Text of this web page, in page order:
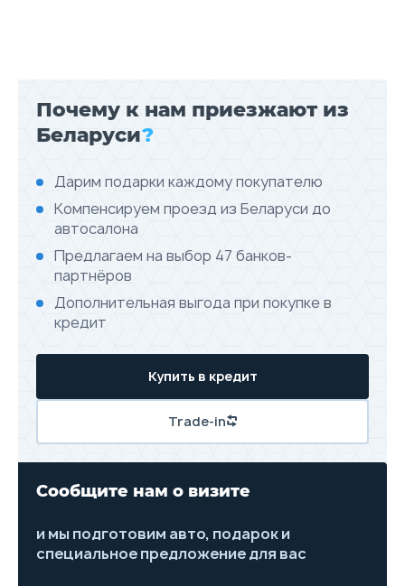
Почему к нам приезжают из
Беларуси?
Дарим подарки каждому покупателю
Компенсируем проезд из Беларуси до
автосалона
Предлагаем на выбор 47 банков-
партнёров
Дополнительная выгода при покупке в
кредит
Купить в кредит
Trade-in
Сообщите нам о визите
и мы подготовим авто, подарок и
специальное предложение для вас